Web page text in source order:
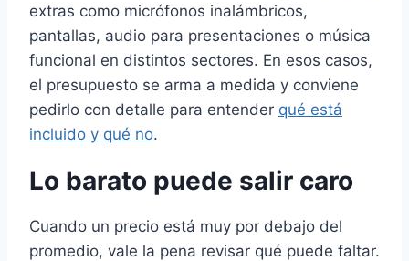
extras como micrófonos inalámbricos,
pantallas, audio para presentaciones o música
funcional en distintos sectores. En esos casos,
el presupuesto se arma a medida y conviene
pedirlo con detalle para entender qué está
incluido y qué no.
Lo barato puede salir caro
Cuando un precio está muy por debajo del
promedio, vale la pena revisar qué puede faltar.